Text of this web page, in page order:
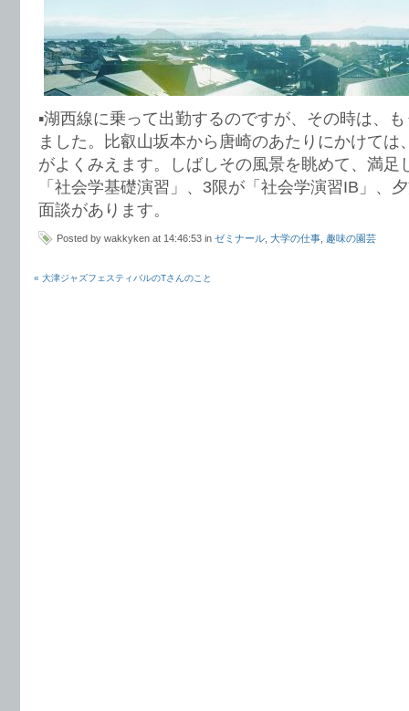
▪️湖西線に乗って出勤するのですが、その時は、
ました。比叡山坂本から唐崎のあたりにかけては
がよくみえます。しばしその風景を眺めて、満足
「社会学基礎演習」、3限が「社会学演習IB」、
面談があります。
Posted by wakkyken at 14:46:53 in ゼミナール 大学の仕事 趣味の園芸
« 大津ジャズフェスティバルのTさんのこと